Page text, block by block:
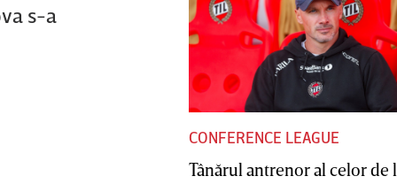
s-a
CONFERENCE LEAGUE
Tânărul antrenor al celor de